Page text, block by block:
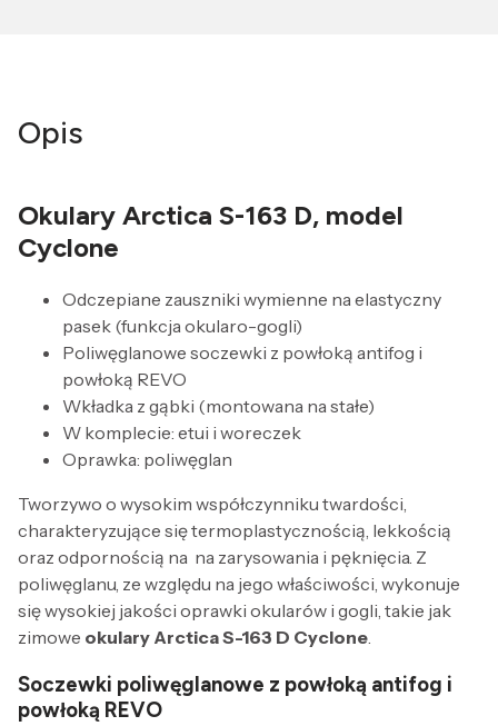
Opis
Okulary Arctica S-163 D, model
Cyclone
Odczepiane zauszniki wymienne na elastyczny
pasek (funkcja okularo-gogli)
Poliwęglanowe soczewki z powłoką antifog i
powłoką REVO
Wkładka z gąbki (montowana na stałe)
W komplecie: etui i woreczek
Oprawka: poliwęglan
Tworzywo o wysokim współczynniku twardości,
charakteryzujące się termoplastycznością, lekkością
oraz odpornością na na zarysowania i pęknięcia. Z
poliwęglanu, ze względu na jego właściwości, wykonuje
się wysokiej jakości oprawki okularów i gogli, takie jak
zimowe okulary Arctica S-163 D Cyclone.
Soczewki poliwęglanowe z powłoką antifog i
powłoką REVO